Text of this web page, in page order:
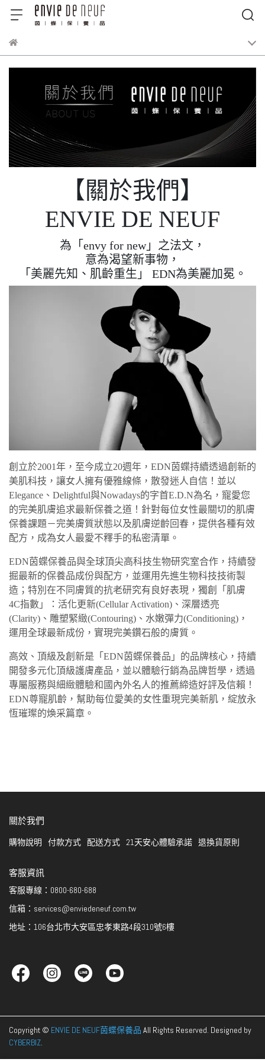
【關於我們】
ENVIE DE NEUF
為「envy for new」之法文，
意為渴望新事物，
「美麗先知、肌齡重生」 EDN為美麗加冕。
創立於2001年，至今成立20週年，EDN茵蝶持續透過創新的
美肌科技，讓女人擁有優雅線條，散發迷人自信！並以
Elegance、Delightful與Nowadays的字首E.D.N為名，寵愛您
的完美肌膚追求最新保養之道！針對每位女性最關切的肌膚
保養課題－完美膚質狀態以及肌膚逆齡回春，提供各種有效
配方，成為女人最愛不釋手的私密清單。
EDN茵蝶保養品與全球頂尖高科技生物研究室合作，持續發
掘最新的保養品成份與配方，並運用先進生物科技技術製
造；特別在不同膚質的抗老研究有良好表現，獨創「肌膚
4C指數」：活化更新(Cellular Activation)、深層透亮
(Clarity)、雕塑緊緻(Contouring)、水嫩彈力(Conditioning)，
運用全球最新成份，實現完美鑽石般的膚質。
高效、頂級及創新是「EDN茵蝶保養品」的品牌核心，持續
開發多元化頂級護膚產品，並以體驗行銷為品牌哲學，透過
專屬服務與細緻體驗和國內外名人的推薦締造好評及信賴！
EDN尊寵肌齡，幫助每位愛美的女性重現完美新肌，綻放永
恆璀璨的煥采篇章。
關於我們
購物說明 付款方式 配送方式 21天安心體驗承諾 退換貨原則
客服資訊
客服專線：0800-680-688
信箱：services@enviedeneuf.com.tw
地址：106台北市大安區忠孝東路4段310號6樓
Copyright © ENVIE DE NEUF茵蝶保養品 All Rights Reserved. Designed by
CYBERBIZ.